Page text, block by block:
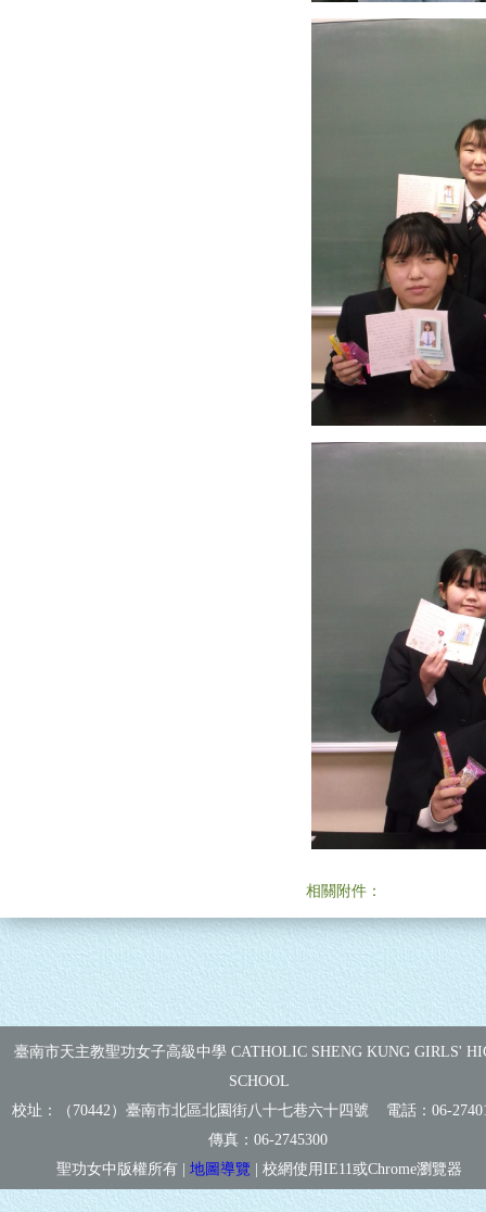
相關附件：
臺南市天主教聖功女子高級中學 CATHOLIC SHENG KUNG GIRLS'
SCHOOL
校址：（70442）臺南市北區北園街八十七巷六十四號 電話：06-
傳真： 06-2745300
聖功女中版權所有 | 地圖導覽 | 校網使用IE11或Chrome瀏覽器